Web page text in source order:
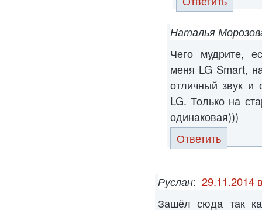
Наталья
Чего мудрите,
меня LG Smart,
отличный звук и
LG. Только на
одинаковая)))
Ответить
Руслан: 29.11.2014
Зашёл сюда так